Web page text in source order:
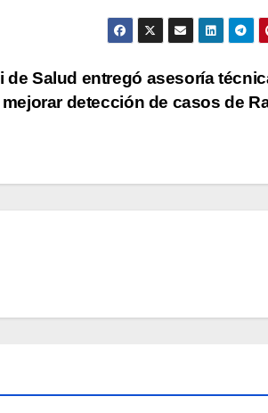
de Salud entregó asesoría
mejorar detección de casos de